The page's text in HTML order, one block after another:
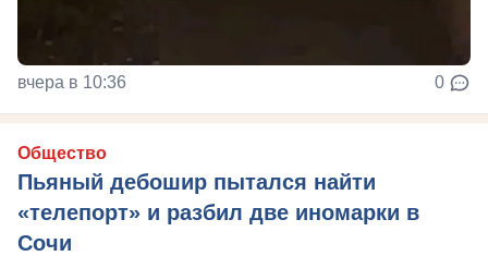
вчера в 10:36 0
Общество
Пьяный дебошир пытался найти
«телепорт» и разбил две иномарки в
Сочи